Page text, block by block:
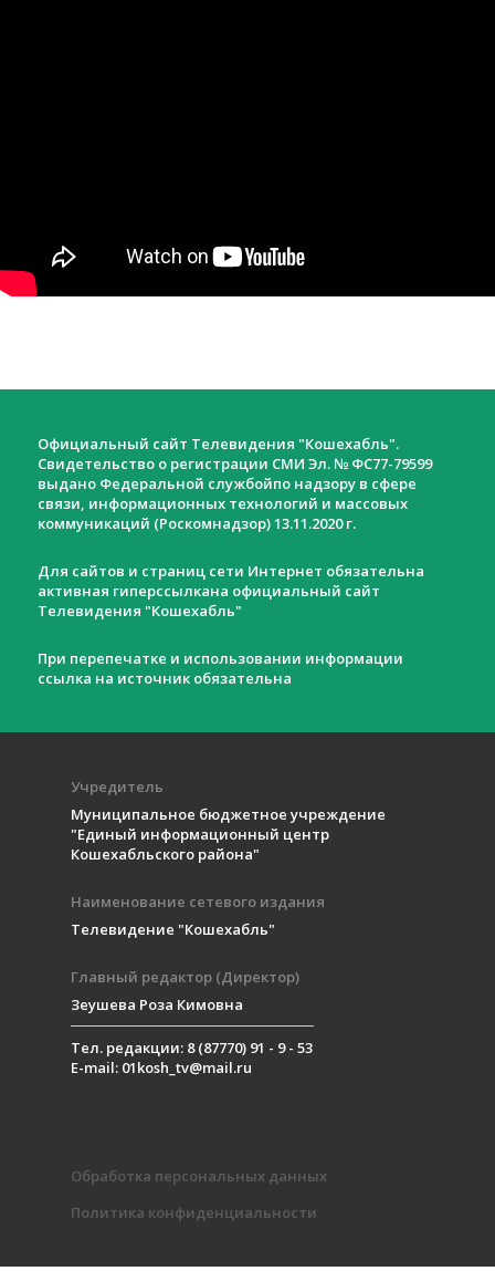
Официальный сайт Телевидения "Кошехабль".
Свидетельство о регистрации СМИ Эл. № ФС77-79599
выдано Федеральной службойпо надзору в сфере
связи, информационных технологий и массовых
коммуникаций (Роскомнадзор) 13.11.2020 г.
Для сайтов и страниц сети Интернет обязательна
активная гиперссылкана официальный сайт
Телевидения "Кошехабль"
При перепечатке и использовании информации
ссылка на источник обязательна
Учредитель
Муниципальное бюджетное учреждение
"Единый информационный центр
Кошехабльского района"
Наименование сетевого издания
Телевидение "Кошехабль"
Главный редактор (Директор)
Зеушева Роза Кимовна
Тел. редакции: 8 (87770) 91 - 9 - 53
E-mail: 01kosh_tv@mail.ru
Обработка персональных данных
Политика конфиденциальности